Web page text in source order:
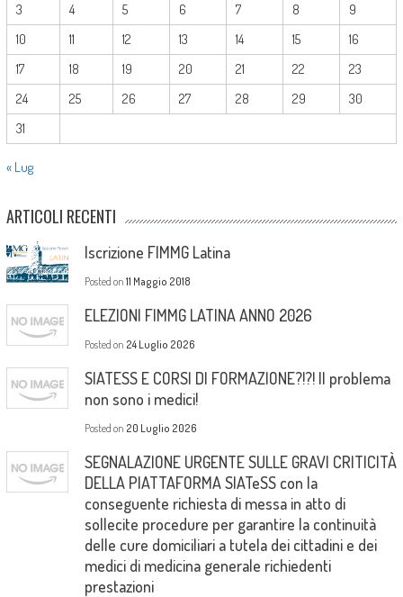
3 4 5 6 7 8
9
10
11 12 13 14 15
16
17
18 19 20 21 22
23
24
25 26 27 28 29
30
31
« Lug
ARTICOLI RECENTI
Iscrizione FIMMG Latina
Posted on 11 Maggio 2018
ELEZIONI FIMMG LATINA ANNO 2026
Posted on 24 Luglio 2026
SIATESS E CORSI DI FORMAZIONE?!?! Il problema
non sono i medici!
Posted on 20 Luglio 2026
SEGNALAZIONE URGENTE SULLE GRAVI CRITICITÀ
DELLA PIATTAFORMA SIATeSS con la
conseguente richiesta di messa in atto di
sollecite procedure per garantire la continuità
delle cure domiciliari a tutela dei cittadini e dei
medici di medicina generale richiedenti
prestazioni